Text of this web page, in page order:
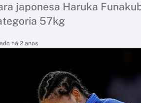
japonesa Haruka
57kg
há 2 anos